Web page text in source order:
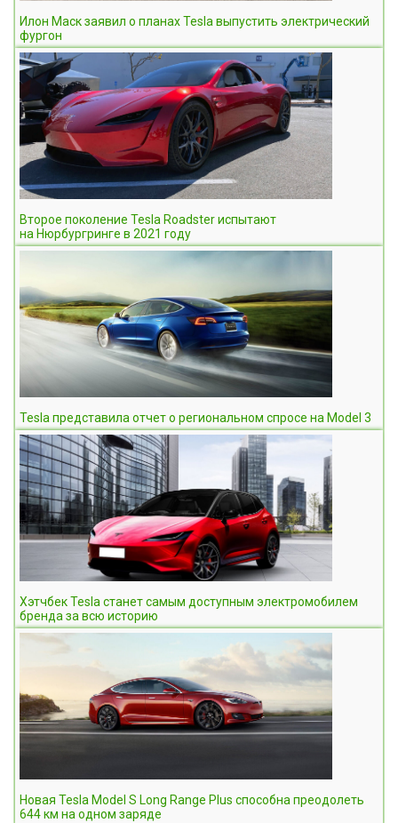
Илон Маск заявил о планах Tesla выпустить электрический
фургон
Второе поколение Tesla Roadster испытают
на Нюрбургринге в 2021 году
Tesla представила отчет о региональном спросе на Model 3
Хэтчбек Tesla станет самым доступным электромобилем
бренда за всю историю
Новая Tesla Model S Long Range Plus способна преодолеть
644 км на одном заряде